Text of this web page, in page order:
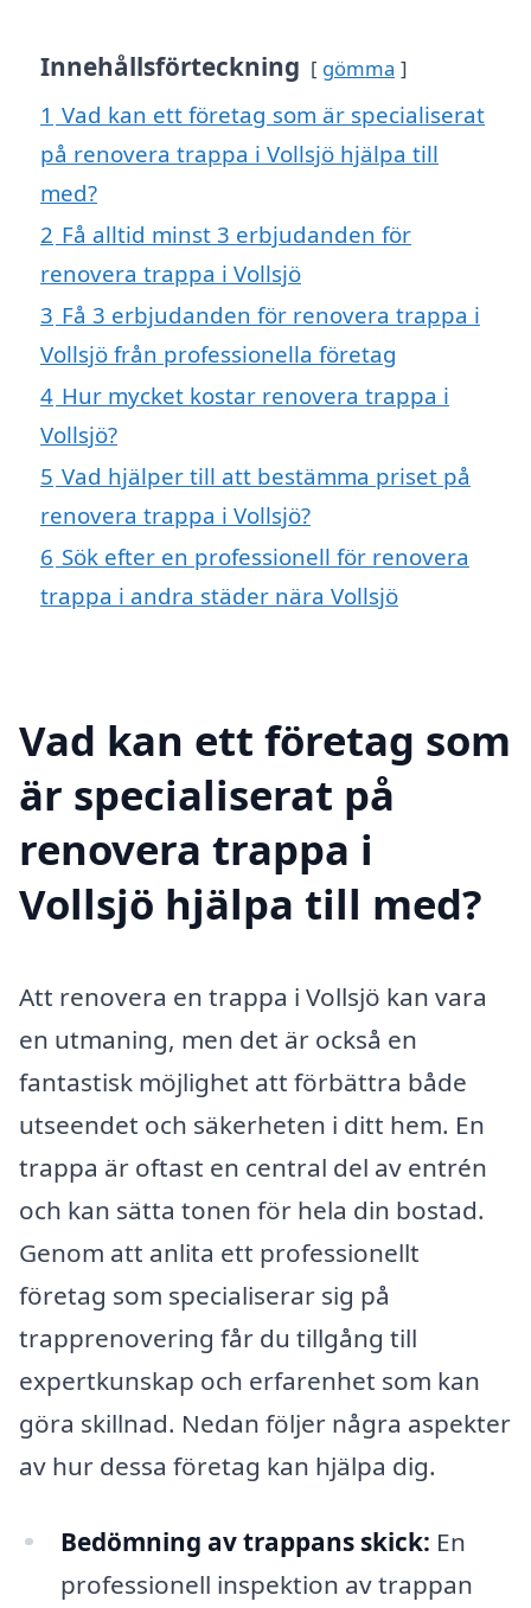
Innehållsförteckning gömma
1 Vad kan ett företag som är specialiserat
på renovera trappa i Vollsjö hjälpa till
med?
2 Få alltid minst 3 erbjudanden för
renovera trappa i Vollsjö
3 Få 3 erbjudanden för renovera trappa i
Vollsjö från professionella företag
4 Hur mycket kostar renovera trappa i
Vollsjö?
5 Vad hjälper till att bestämma priset på
renovera trappa i Vollsjö?
6 Sök efter en professionell för renovera
trappa i andra städer nära Vollsjö
Vad kan ett företag som
är specialiserat på
renovera trappa i
Vollsjö hjälpa till med?
Att renovera en trappa i Vollsjö kan vara
en utmaning, men det är också en
fantastisk möjlighet att förbättra både
utseendet och säkerheten i ditt hem. En
trappa är oftast en central del av entrén
och kan sätta tonen för hela din bostad.
Genom att anlita ett professionellt
företag som specialiserar sig på
trapprenovering får du tillgång till
expertkunskap och erfarenhet som kan
göra skillnad. Nedan följer några aspekter
av hur dessa företag kan hjälpa dig.
Bedömning av trappans skick: En
professionell inspektion av trappan